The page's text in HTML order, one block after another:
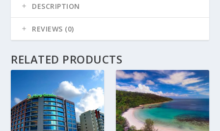
DESCRIPTION
REVIEWS (0)
RELATED PRODUCTS